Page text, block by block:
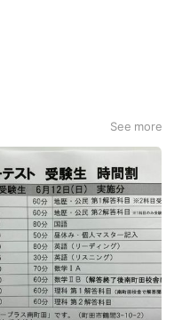
See more